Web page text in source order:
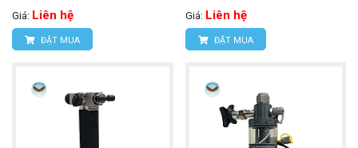
Giá: Liên hệ
ĐẶT MUA
Giá: Liên hệ
ĐẶT MUA